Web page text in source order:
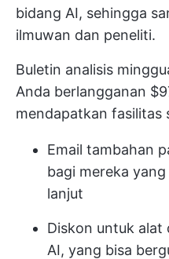
bidang AI, sehingga
ilmuwan dan peneliti.
Buletin analisis
Anda berlangganan
mendapatkan fasilitas
Email tambahan
bagi mereka
lanjut
Diskon untuk alat
AI, yang bisa